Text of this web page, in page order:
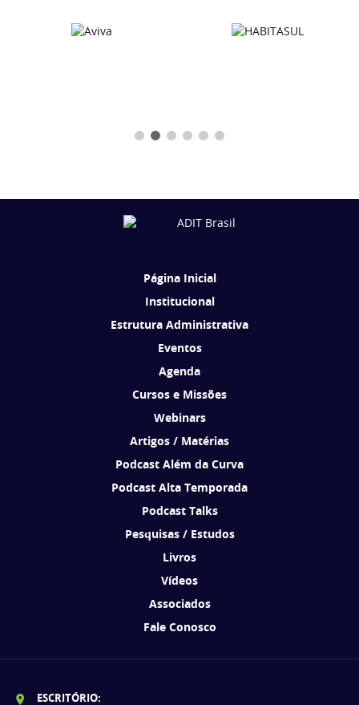
Página Inicial
Institucional
Estrutura Administrativa
Eventos
Agenda
Cursos e Missões
Webinars
Artigos / Matérias
Podcast Além da Curva
Podcast Alta Temporada
Podcast Talks
Pesquisas / Estudos
Livros
Vídeos
Associados
Fale Conosco
ESCRITÓRIO: